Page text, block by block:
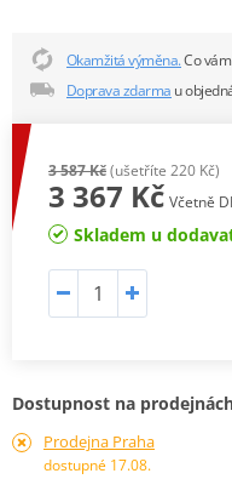
Okamžitá výměna.Co
Doprava zdarma u
3 587 Kč(ušetříte 220 Kč)
3 367 Kč Včetně
Skladem u
Dostupnost na
Prodejna Praha
dostupné 17.08.